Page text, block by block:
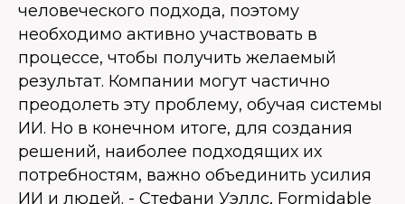
человеческого подхода, поэтому
необходимо активно участвовать в
процессе, чтобы получить желаемый
результат. Компании могут частично
преодолеть эту проблему, обучая системы
ИИ. Но в конечном итоге, для создания
решений, наиболее подходящих их
потребностям, важно объединить усилия
ИИ и людей. - Стефани Уэллс, Formidable